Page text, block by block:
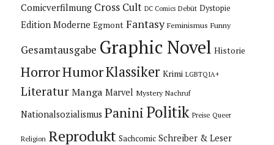
Comicverfilmung Cross Cult DC Comics Debüt Dystopie
Edition Moderne Egmont Fantasy Feminismus Funny
Gesamtausgabe Graphic Novel Historie
HorrorHumorKlassiker Krimi LGBTQIA+
Literatur Manga Marvel Mystery Nachruf
Nationalsozialismus Panini Politik Preise Queer
Religion Reprodukt Sachcomic Schreiber & Leser